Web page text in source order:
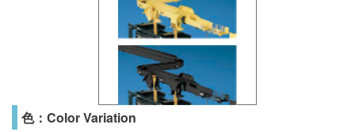
色：Color Variation